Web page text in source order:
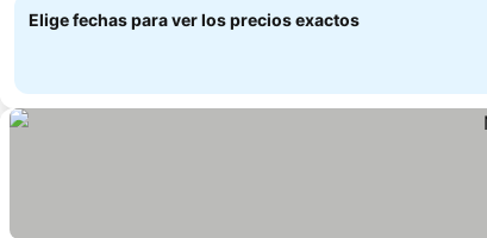
Elige fechas para ver los precios exactos